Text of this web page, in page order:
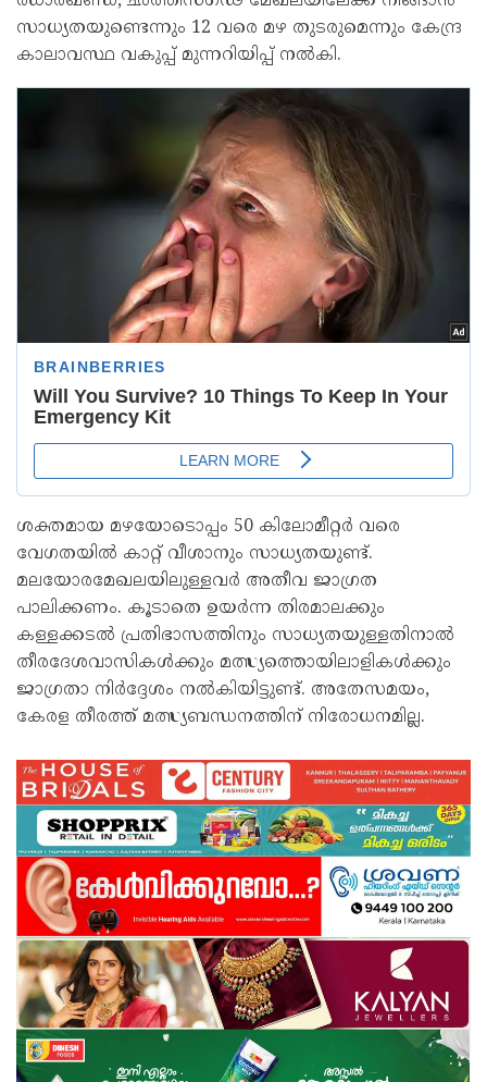
സാധ്യതയുണ്ടെന്നും 12 വരെ മഴ തുടരുമെന്നും കേന്ദ്ര
കാലാവസ്ഥ വകുപ്പ് മുന്നറിയിപ്പ് നൽകി.
ശക്തമായ മഴയോടൊപ്പം 50 കിലോമീറ്റർ വരെ
വേഗതയിൽ കാറ്റ് വീശാനും സാധ്യതയുണ്ട്.
മലയോരമേഖലയിലുള്ളവർ അതീവ ജാഗ്രത
പാലിക്കണം. കൂടാതെ ഉയർന്ന തിരമാലക്കും
കള്ളക്കടൽ പ്രതിഭാസത്തിനും സാധ്യതയുള്ളതിനാൽ
തീരദേശവാസികൾക്കും മത്സ്യത്തൊയിലാളികൾക്കും
ജാഗ്രതാ നിർദ്ദേശം നൽകിയിട്ടുണ്ട്. അതേസമയം,
കേരള തീരത്ത് മത്സ്യബന്ധനത്തിന് നിരോധനമില്ല.